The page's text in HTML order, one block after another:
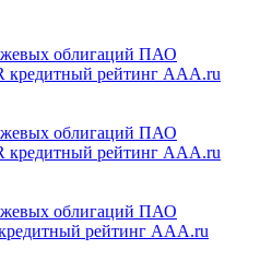
облигаций ПАО
кредитный рейтинг AAA.ru
облигаций ПАО
кредитный рейтинг AAA.ru
облигаций ПАО
рейтинг AAA.ru